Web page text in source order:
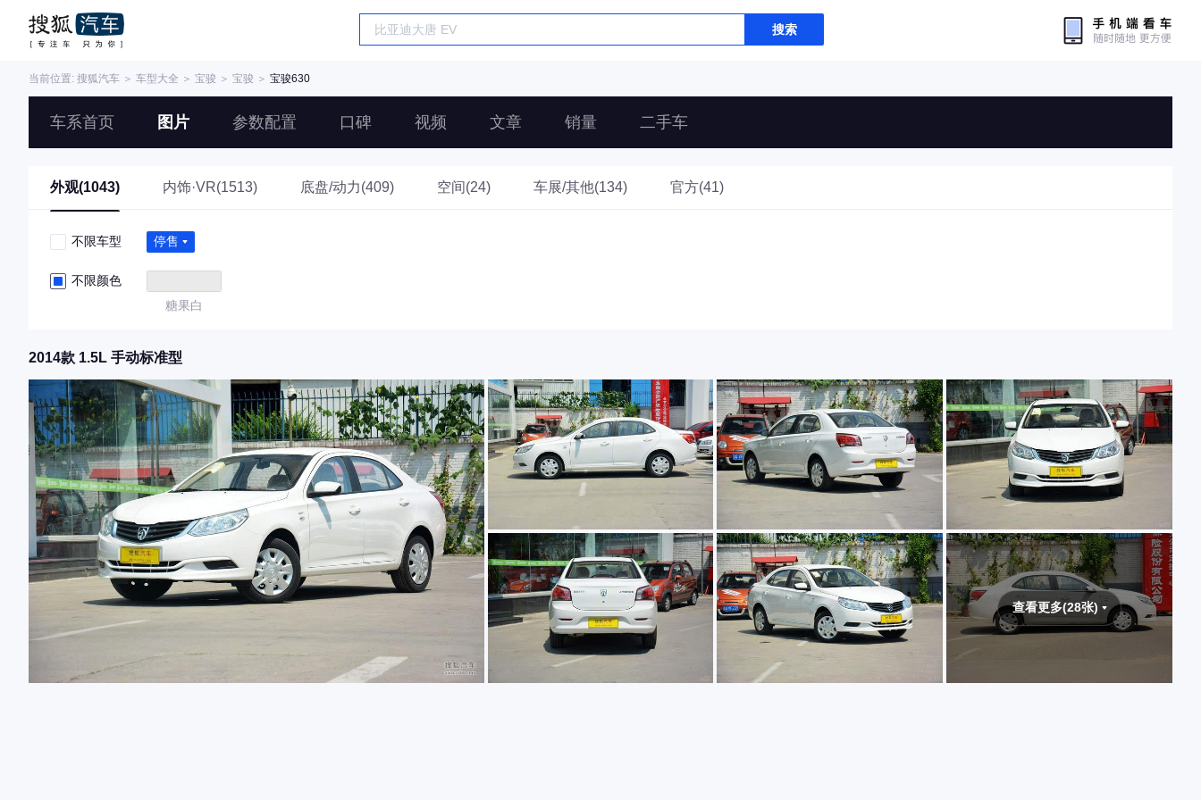
搜索
当前位置: 搜狐汽车 ＞ 车型大全 ＞ 宝骏 ＞ 宝骏 ＞ 宝骏630
车系首页 图片 参数配置 口碑 视频 文章 销量 二手车
外观(1043) 内饰·VR(1513) 底盘/动力(409) 空间(24) 车展/其他(134) 官方(41)
不限车型 停售
不限颜色
糖果白
2014款 1.5L 手动标准型
查看更多(28张)